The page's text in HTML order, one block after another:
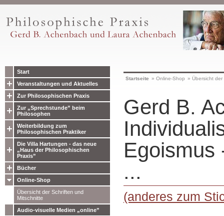
Start
Veranstaltungen und Aktuelles
Zur Philosophischen Praxis
Zur „Sprechstunde” beim
Philosophen
Weiterbildung zum
Philosophischen Praktiker
Die Villa Hartungen - das neue
„Haus der Philosophischen
Praxis”
Bücher
Online-Shop
Übersicht der Schriften und
Mitschnitte
Audio-visuelle Medien „online”
Startseite » Online-Shop » Übersicht
Gerd B.
Egoismus
...
(anderes zum